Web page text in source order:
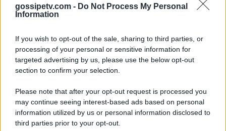
gossipetv.com - Do Not Process My Personal
Information
If you wish to opt-out of the sale, sharing to third parties, or
processing of your personal or sensitive information for
targeted advertising by us, please use the below opt-out
section to confirm your selection.
Please note that after your opt-out request is processed you
may continue seeing interest-based ads based on personal
information utilized by us or personal information disclosed to
third parties prior to your opt-out.
Gossip e TV è un sito di MASTE S.r.l.
viale Luigi Majno n. 21 - 20129 Milano (MI)
P.Iva 10909580960